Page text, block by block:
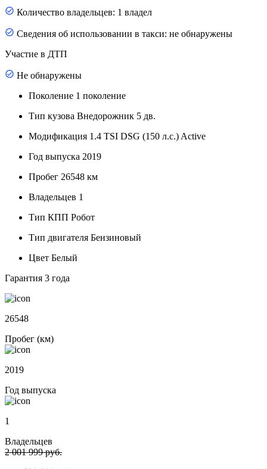
Количество владельцев: 1 владел
Сведения об использовании в такси: не обнаружены
Участие в ДТП
Не обнаружены
Поколение 1 поколение
Тип кузова Внедорожник 5 дв.
Модификация 1.4 TSI DSG (150 л.с.) Active
Год выпуска 2019
Пробег 26548 км
Владельцев 1
Тип КПП Робот
Тип двигателя Бензиновый
Цвет Белый
Гарантия 3 года
26548
Пробег (км)
2019
Год выпуска
1
Владельцев
2 001 999 руб.